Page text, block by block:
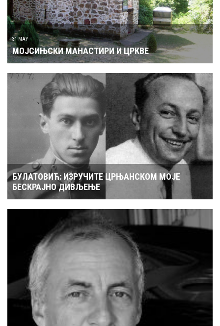
31 MAY
МОЈСИЊСКИ МАНАСТИРИ И ЦРКВЕ
БУЛАТОВИЋ: ИЗРУЧИТЕ ЦРЊАНСКОМ МОЈЕ
БЕСКРАЈНО ДИВЉЕЊЕ